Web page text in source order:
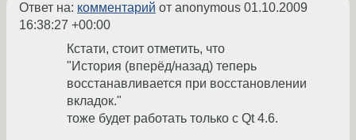
Ответ на: комментарий от anonymous 01.10.2009
16:38:27 +00:00
Кстати, стоит отметить, что
"История (вперёд/назад) теперь
восстанавливается при восстановлении
вкладок."
тоже будет работать только с Qt 4.6.